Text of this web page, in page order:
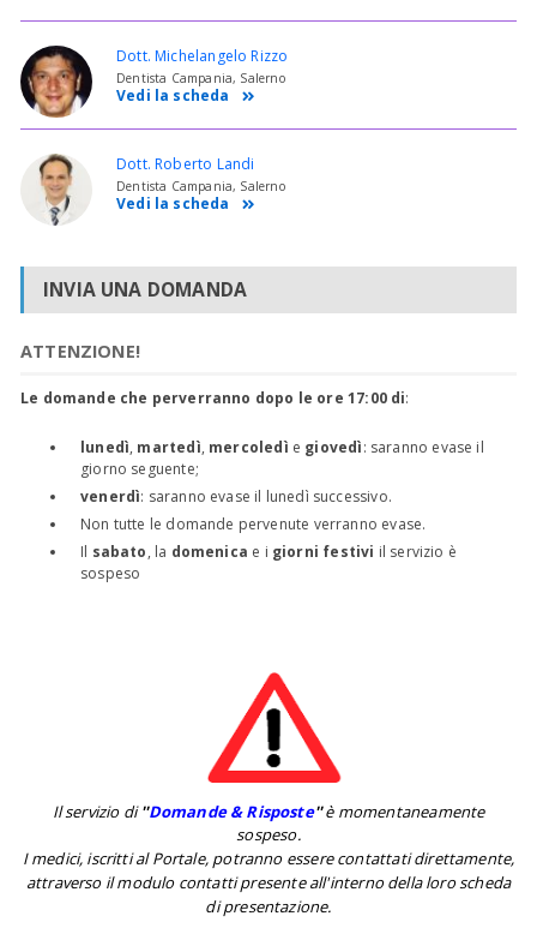
Dott. Michelangelo Rizzo
Dentista Campania, Salerno
Vedi la scheda
Dott. Roberto Landi
Dentista Campania, Salerno
Vedi la scheda
INVIA UNA DOMANDA
ATTENZIONE!
Le domande che perverranno dopo le ore 17:00 di:
lunedì, martedì, mercoledì e giovedì: saranno evase il
giorno seguente;
venerdì: saranno evase il lunedì successivo.
Non tutte le domande pervenute verranno evase.
Il sabato, la domenica e i giorni festivi il servizio è
sospeso
Il servizio di''Domande & Risposte''è momentaneamente
sospeso.
I medici, iscritti al Portale, potranno essere contattati direttamente,
attraverso il modulo contatti presente all'interno della loro scheda
di presentazione.